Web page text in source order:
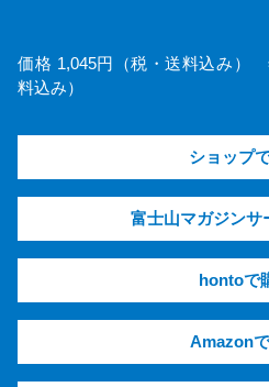
価格 1,045円（税・送料込み）
料込み）
ショップ
富士山マガジンサ
hontoで
Amazon